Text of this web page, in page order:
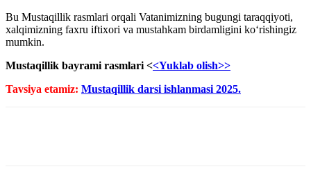
Bu Mustaqillik rasmlari orqali Vatanimizning bugungi taraqqiyoti,
xalqimizning faxru iftixori va mustahkam birdamligini ko‘rishingiz
mumkin.
Mustaqillik bayrami rasmlari <<Yuklab olish>>
Tavsiya etamiz: Mustaqillik darsi ishlanmasi 2025.